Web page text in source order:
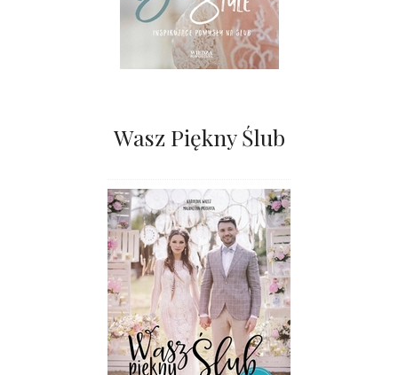
Wasz Piękny Ślub